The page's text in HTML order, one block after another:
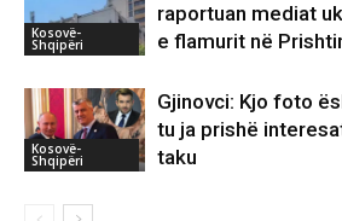
Kosovë-
Shqipëri
raportuan mediat
e flamurit në
Kosovë-
Shqipëri
Gjinovci: Kjo foto
tu ja prishë
taku